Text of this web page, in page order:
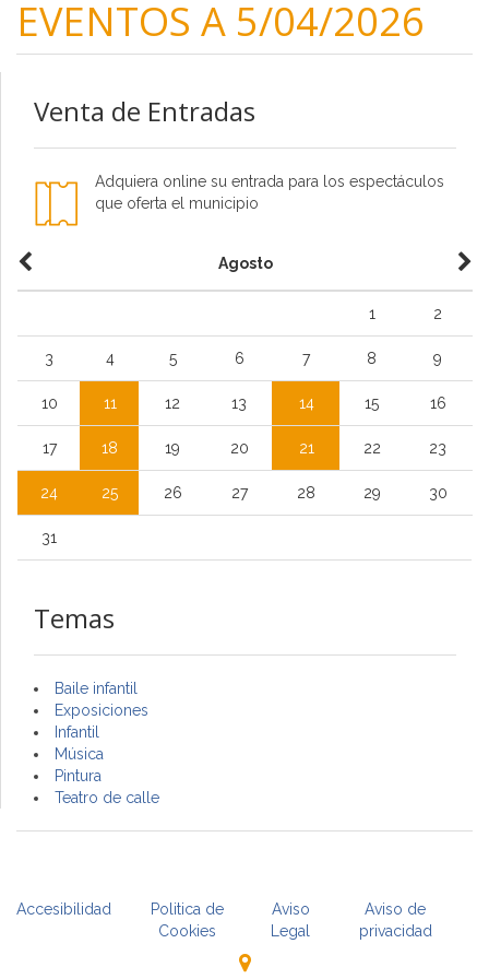
EVENTOS A 5/04/2026
Venta de Entradas
Adquiera online su entrada para los espectáculos
que oferta el municipio
Agosto
1 2
3 4 5 6 7 8 9
10 11 12 13 14 15 16
17 18 19 20 21 22 23
24 25 26 27 28 29 30
31
Temas
Baile infantil
Exposiciones
Infantil
Música
Pintura
Teatro de calle
Accesibilidad
Politica de
Cookies
Aviso
Legal
Aviso de
privacidad